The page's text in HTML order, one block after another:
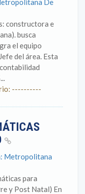
De
constructora e
busca
el equipo
del área. Esta
----------
Metropolitana
para
y Post Natal) En